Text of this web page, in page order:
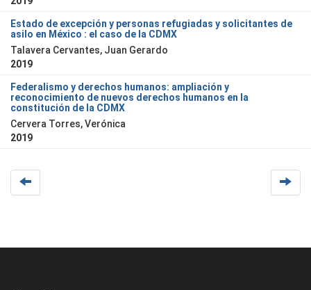
Estado de excepción y personas refugiadas y solicitantes de
asilo en México : el caso de la CDMX
Talavera Cervantes, Juan Gerardo
2019
Federalismo y derechos humanos: ampliación y
reconocimiento de nuevos derechos humanos en la
constitución de la CDMX
Cervera Torres, Verónica
2019